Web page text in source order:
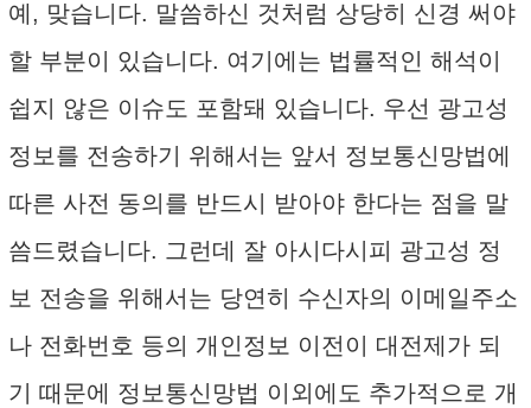
예, 맞습니다. 말씀하신 것처럼 상당히 신경 써야
할 부분이 있습니다. 여기에는 법률적인 해석이
쉽지 않은 이슈도 포함돼 있습니다. 우선 광고성
정보를 전송하기 위해서는 앞서 정보통신망법에
따른 사전 동의를 반드시 받아야 한다는 점을 말
씀드렸습니다. 그런데 잘 아시다시피 광고성 정
보 전송을 위해서는 당연히 수신자의 이메일주소
나 전화번호 등의 개인정보 이전이 대전제가 되
기 때문에 정보통신망법 이외에도 추가적으로 개